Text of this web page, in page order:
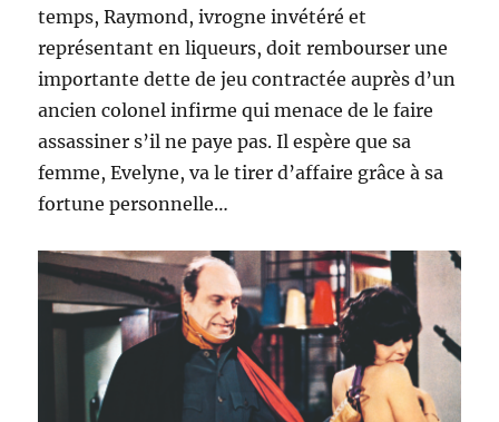
temps, Raymond, ivrogne invétéré et
représentant en liqueurs, doit rembourser une
importante dette de jeu contractée auprès d’un
ancien colonel infirme qui menace de le faire
assassiner s’il ne paye pas. Il espère que sa
femme, Evelyne, va le tirer d’affaire grâce à sa
fortune personnelle…